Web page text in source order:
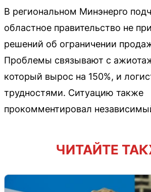
В региональном Минэнерго
областное правительство не
решений об ограничении
Проблемы связывают с
который вырос на 150%, и
трудностями. Ситуацию также
прокомментировал
ЧИТАЙТЕ